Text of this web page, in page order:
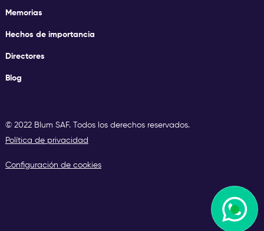
Memorias
Hechos de importancia
Directores
Blog
Política de privacidad
Configuración de cookies
© 2022 Blum SAF. Todos los derechos reservados.